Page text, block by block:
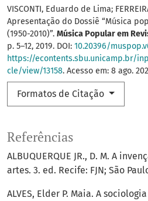
VISCONTI, Eduardo de Lima;
Apresentação do Dossiê “Música
(1950-2010)”. Música Popular em
p. 5–12, 2019. DOI: 10.20396/
https://econtents.sbu.unicamp.br/
cle/view/13158. Acesso em: 8 ago.
Formatos de Citação
Referências
ALBUQUERQUE JR., D. M. A
artes. 3. ed. Recife: FJN; São
ALVES, Elder P. Maia. A